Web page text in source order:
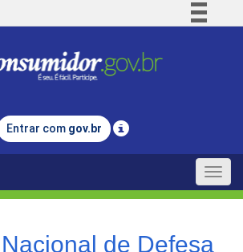
Comunica BR
Legislação
Entrar com gov.br
Toggle
de Defesa